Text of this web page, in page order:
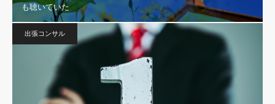
も聴いていた
出張コンサル